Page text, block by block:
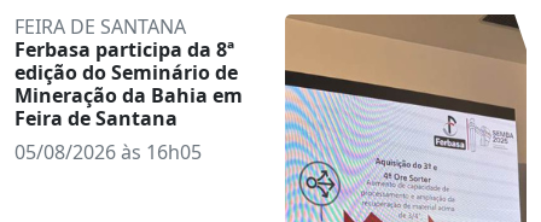
FEIRA DE SANTANA
Ferbasa participa da 8ª
edição do Seminário de
Mineração da Bahia em
Feira de Santana
05/08/2026 às 16h05